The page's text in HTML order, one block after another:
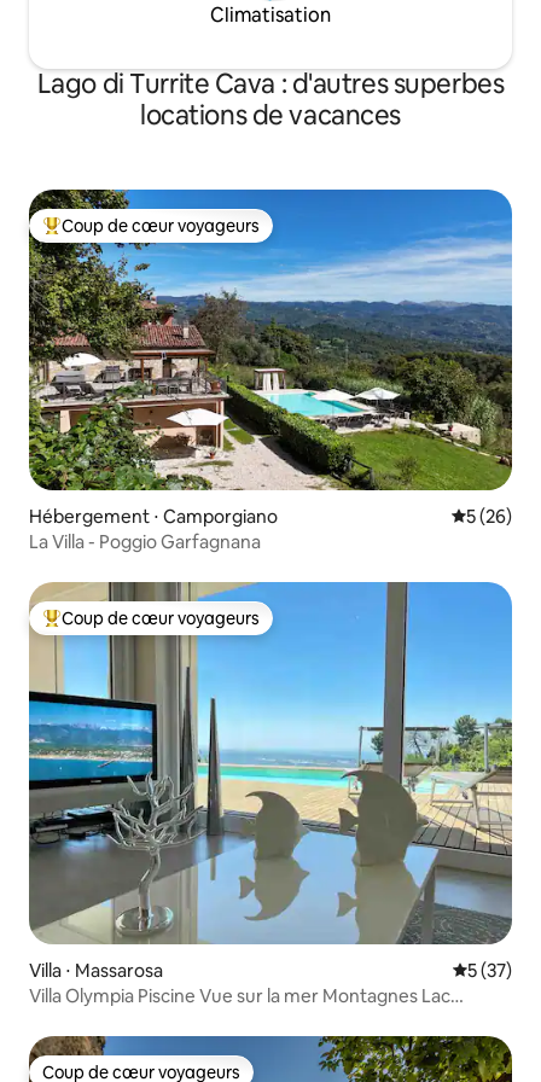
Climatisation
Lago di Turrite Cava : d'autres superbes
locations de vacances
Coups de cœur voyageurs les plus appréciés
Coup de cœur voyageurs
Hébergement ⋅ Camporgiano
5 (26)
La Villa - Poggio Garfagnana
Coups de cœur voyageurs les plus appréciés
Coup de cœur voyageurs
Villa ⋅ Massarosa
5 (37)
Villa Olympia Piscine Vue sur la mer Montagnes Lac
Coup de cœur voyageurs